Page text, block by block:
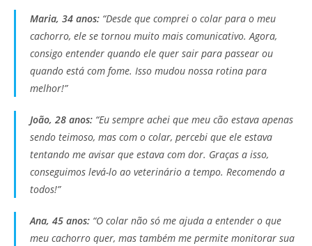
Maria, 34 anos: “Desde que comprei o colar para o meu
cachorro, ele se tornou muito mais comunicativo. Agora,
consigo entender quando ele quer sair para passear ou
quando está com fome. Isso mudou nossa rotina para
melhor!”
João, 28 anos: “Eu sempre achei que meu cão estava apenas
sendo teimoso, mas com o colar, percebi que ele estava
tentando me avisar que estava com dor. Graças a isso,
conseguimos levá-lo ao veterinário a tempo. Recomendo a
todos!”
Ana, 45 anos: “O colar não só me ajuda a entender o que
meu cachorro quer, mas também me permite monitorar sua